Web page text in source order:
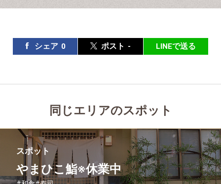
シェア 0 ポスト - LINEで送る
同じエリアのスポット
スポット
やまひこ鮨※休業中